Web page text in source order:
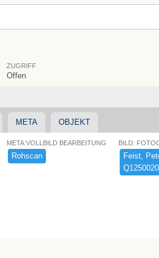
ZUGRIFF
Offen
META OBJEKT
META:VOLLBILD BEARBEITUNG
Rohscan
BILD:
Feist,​